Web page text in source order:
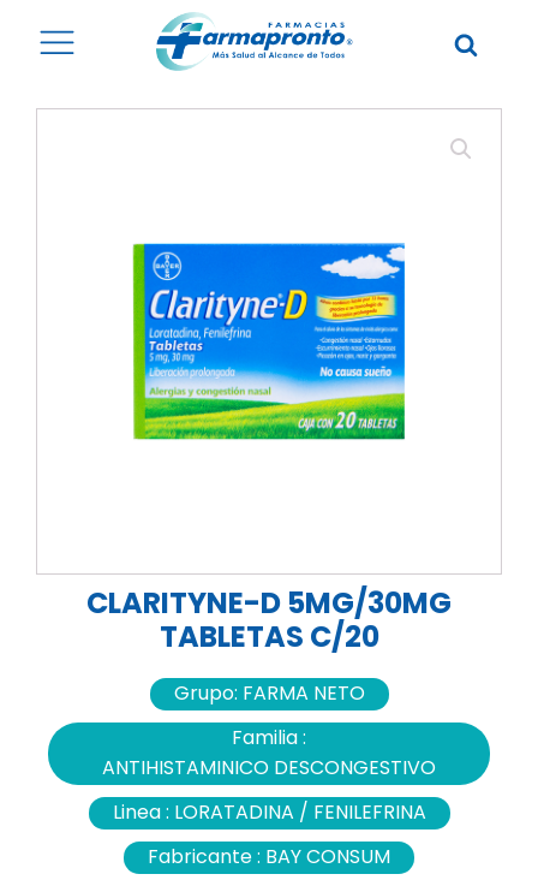
CLARITYNE-D 5MG/30MG
TABLETAS C/20
Grupo: FARMA NETO
Familia :
ANTIHISTAMINICO DESCONGESTIVO
Linea : LORATADINA / FENILEFRINA
Fabricante : BAY CONSUM